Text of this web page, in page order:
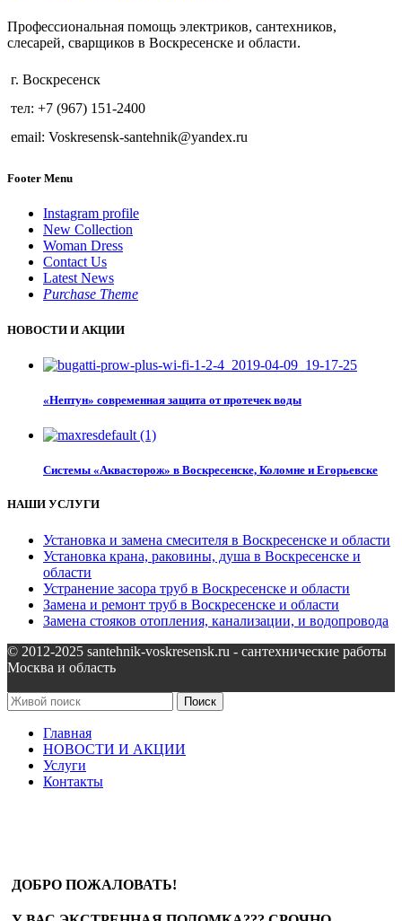
Профессиональная помощь электриков, сантехников,
слесарей, сварщиков в Воскресенске и области.
г. Воскресенск
тел: +7 (967) 151-2400
email: Voskresensk-santehnik@yandex.ru
Footer Menu
Instagram profile
New Collection
Woman Dress
Contact Us
Latest News
Purchase Theme
НОВОСТИ И АКЦИИ
«Нептун» современная защита от протечек воды
Системы «Аквасторож» в Воскресенске, Коломне и Егорьевске
НАШИ УСЛУГИ
Установка и замена смесителя в Воскресенске и области
Установка крана, раковины, душа в Воскресенске и
области
Устранение засора труб в Воскресенске и области
Замена и ремонт труб в Воскресенске и области
Замена стояков отопления, канализации, и водопровода
© 2012-2025 santehnik-voskresensk.ru - сантехнические работы
Москва и область
Поиск
Главная
НОВОСТИ И АКЦИИ
Услуги
Контакты
ДОБРО ПОЖАЛОВАТЬ!